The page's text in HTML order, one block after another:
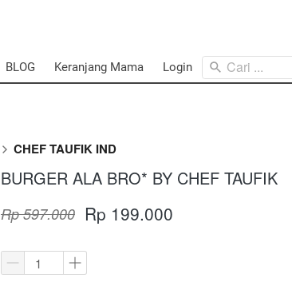
BLOG Keranjang Mama Login Cari ...
CHEF TAUFIK IND
BURGER ALA BRO* BY CHEF TAUFIK
Rp 597.000 Rp 199.000